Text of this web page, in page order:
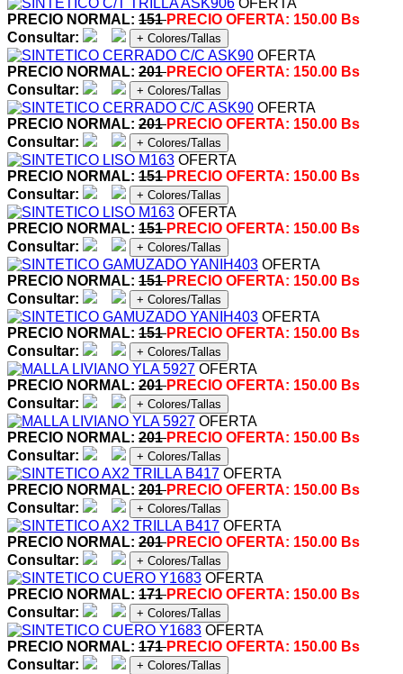
OFERTA
PRECIO NORMAL: 151PRECIO OFERTA: 150.00 Bs
Consultar:
+ Colores/Tallas
OFERTA
PRECIO NORMAL: 201PRECIO OFERTA: 150.00 Bs
Consultar:
+ Colores/Tallas
OFERTA
PRECIO NORMAL: 201PRECIO OFERTA: 150.00 Bs
Consultar:
+ Colores/Tallas
OFERTA
PRECIO NORMAL: 151PRECIO OFERTA: 150.00 Bs
Consultar:
+ Colores/Tallas
OFERTA
PRECIO NORMAL: 151PRECIO OFERTA: 150.00 Bs
Consultar:
+ Colores/Tallas
OFERTA
PRECIO NORMAL: 151PRECIO OFERTA: 150.00 Bs
Consultar:
+ Colores/Tallas
OFERTA
PRECIO NORMAL: 151PRECIO OFERTA: 150.00 Bs
Consultar:
+ Colores/Tallas
OFERTA
PRECIO NORMAL: 201PRECIO OFERTA: 150.00 Bs
Consultar:
+ Colores/Tallas
OFERTA
PRECIO NORMAL: 201PRECIO OFERTA: 150.00 Bs
Consultar:
+ Colores/Tallas
OFERTA
PRECIO NORMAL: 201PRECIO OFERTA: 150.00 Bs
Consultar:
+ Colores/Tallas
OFERTA
PRECIO NORMAL: 201PRECIO OFERTA: 150.00 Bs
Consultar:
+ Colores/Tallas
OFERTA
PRECIO NORMAL: 171PRECIO OFERTA: 150.00 Bs
Consultar:
+ Colores/Tallas
OFERTA
PRECIO NORMAL: 171PRECIO OFERTA: 150.00 Bs
Consultar:
+ Colores/Tallas